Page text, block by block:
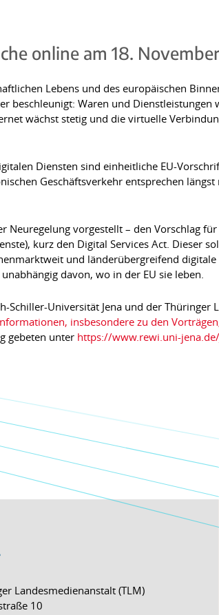
online am 18.
Lebens und des europäischen
beschleunigt: Waren und
wächst stetig und die virtuelle
Diensten sind einheitliche EU-
Geschäftsverkehr entsprechen
Neuregelung vorgestellt – den Vorschlag
kurz den Digital Services Act. Dieser
und länderübergreifend
davon, wo in der EU sie leben.
Schiller-Universität Jena und der Thüringer
insbesondere zu den
gebeten unter https://www.rewi.uni-jena.de/
Landesmedienanstalt (TLM)
10